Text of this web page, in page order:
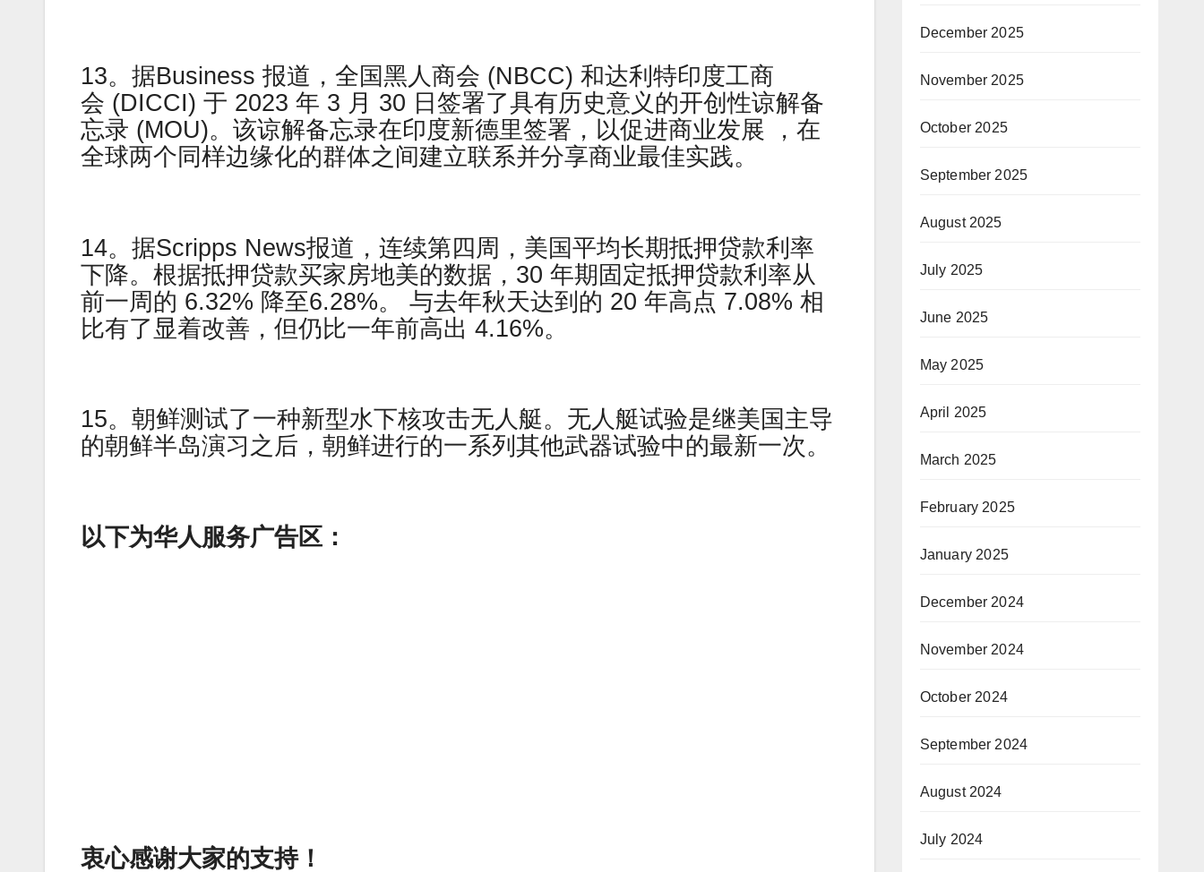
13。据Business 报道，全国黑人商会 (NBCC) 和达利特印度工商
会 (DICCI) 于 2023 年 3 月 30 日签署了具有历史意义的开创性谅解备
忘录 (MOU)。该谅解备忘录在印度新德里签署，以促进商业发展 ，在
全球两个同样边缘化的群体之间建立联系并分享商业最佳实践。
14。据Scripps News报道，连续第四周，美国平均长期抵押贷款利率
下降。根据抵押贷款买家房地美的数据，30 年期固定抵押贷款利率从
前一周的 6.32% 降至6.28%。 与去年秋天达到的 20 年高点 7.08% 相
比有了显着改善，但仍比一年前高出 4.16%。
15。朝鲜测试了一种新型水下核攻击无人艇。无人艇试验是继美国主导
的朝鲜半岛演习之后，朝鲜进行的一系列其他武器试验中的最新一次。
以下为华人服务广告区：
衷心感谢大家的支持！
December 2025
November 2025
October 2025
September 2025
August 2025
July 2025
June 2025
May 2025
April 2025
March 2025
February 2025
January 2025
December 2024
November 2024
October 2024
September 2024
August 2024
July 2024